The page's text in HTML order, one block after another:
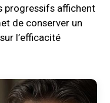
progressifs affichent
de conserver un
l’efficacité